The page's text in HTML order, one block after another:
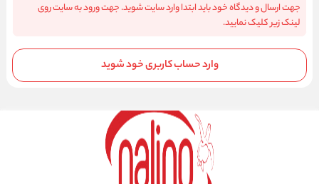
جهت ارسال و دیدگاه خود باید ابتدا وارد سایت شوید. جهت ورود به سایت روی
لینک زیر کلیک نمایید.
وارد حساب کاربری خود شوید